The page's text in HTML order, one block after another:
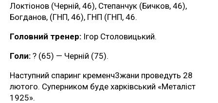
Локтіонов (Черній, 46), Степанчук (Бичков, 46),
Богданов, (ГНП, 46), ГНП (ГНП, 46.
Головний тренер: Ігор Столовицький.
Голи: ? (65) — Черній (75).
Наступний спаринг кременч3жани проведуть 28
лютого. Суперником буде харківський «Металіст
1925».